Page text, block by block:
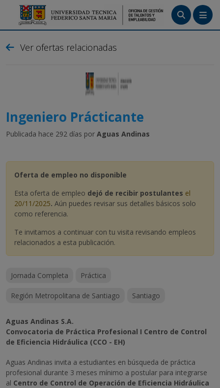
Crea tu cuenta
Ver ofertas relacionadas
Ingeniero Prácticante
Publicada hace 292 días por Aguas Andinas
Oferta de empleo no disponible
Esta oferta de empleo dejó de recibir postulantes el
20/11/2025. Aún puedes revisar sus detalles básicos solo
como referencia.
Te invitamos a continuar con tu visita revisando empleos
relacionados a esta publicación.
Jornada Completa Práctica
Región Metropolitana de Santiago Santiago
Aguas Andinas S.A.
Convocatoria de Práctica Profesional I Centro de Control
de Eficiencia Hidráulica (CCO - EH)
Aguas Andinas invita a estudiantes en búsqueda de práctica
profesional durante 3 meses mínimo a postular para integrarse
al Centro de Control de Operación de Eficiencia Hidráulica